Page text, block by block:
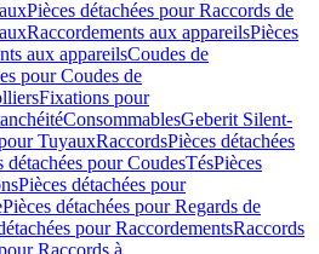
Pièces détachées pour Raccords de
Raccordements aux appareilsPièces
aux appareilsCoudes de
pour Coudes de
Fixations pour
ConsommablesGeberit Silent-
TuyauxRaccordsPièces détachées
détachées pour CoudesTésPièces
Pièces détachées pour
Pièces détachées pour Regards de
pour RaccordementsRaccords
Raccords à